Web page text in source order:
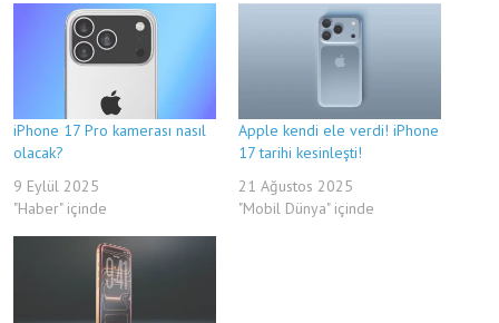
iPhone 17 Pro kamerası nasıl
olacak?
9 Eylül 2025
"Haber" içinde
Apple kendi ele verdi! iPhone
17 tarihi kesinleşti!
21 Ağustos 2025
"Mobil Dünya" içinde